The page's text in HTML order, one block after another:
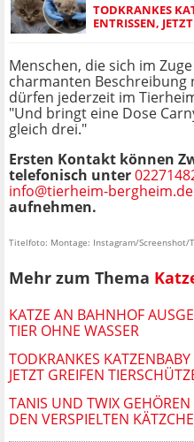
TODKRANKES
ENTRISSEN,
Menschen, die sich im
charmanten Beschreibung
dürfen jederzeit im
"Und bringt eine Dose
gleich drei."
Ersten Kontakt können
telefonisch unter
info@tierheim-bergheim.de
aufnehmen.
Titelfoto: Montage: Instagram/Screenshot/
Mehr zum Thema
KATZE AN BAHNHOF
TIER OHNE WASSER
TODKRANKES
JETZT GREIFEN
TANIS UND TWIX
DEN VERSPIELTEN